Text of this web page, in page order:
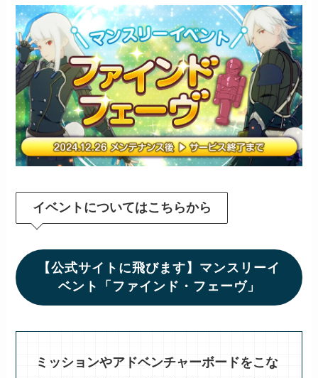
イベントについてはこちらから
【公式サイトに飛びます】マンスリーイ
ベント「ファインド・フェーヴ」
ミッションやアドベンチャーボードをこな